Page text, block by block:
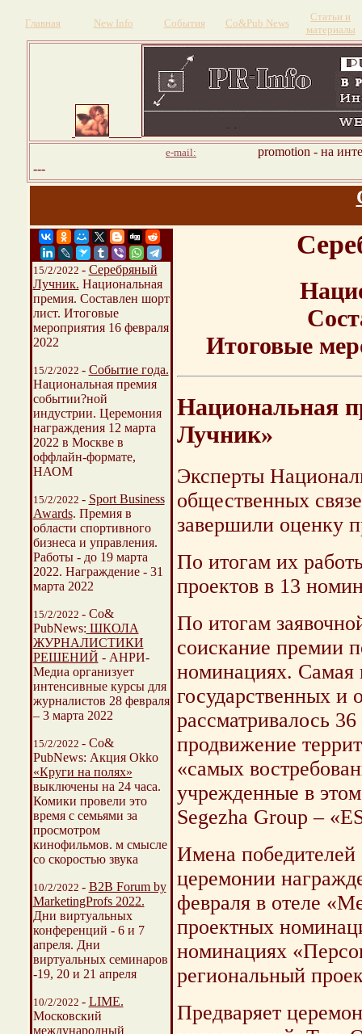
Главная New Info События Со&Pub News
Статьи и
материалы
e-mail:
promotion - на
---
15/2/2022 - Серебряный
Лучник. Национальная
премия. Составлен шорт
лист. Итоговые
мероприятия 16 февраля
2022
15/2/2022 - Событие года.
Национальная премия
событии?ной
индустрии. Церемония
награждения 12 марта
2022 в Москве в
оффлайн-формате,
НАОМ
15/2/2022 - Sport Business
Awards. Премия в
области спортивного
бизнеса и управления.
Работы - до 19 марта
2022. Награждение - 31
марта 2022
15/2/2022 - Со&
PubNews: ШКОЛА
ЖУРНАЛИСТИКИ
РЕШЕНИЙ - АНРИ-
Медиа организует
интенсивные курсы для
журналистов 28 февраля
– 3 марта 2022
15/2/2022 - Со&
PubNews: Акция Okko
«Круги на полях»
выключены на 24 часа.
Комики провели это
время с семьями за
просмотром
кинофильмов. м смысле
со скоростью звука
10/2/2022 - B2B Forum by
MarketingProfs 2022.
Дни виртуальных
конференций - 6 и 7
апреля. Дни
виртуальных семинаров
-19, 20 и 21 апреля
10/2/2022 - LIME.
Московский
международный
Итоговые
Национальная
Лучник»
Эксперты
общественных
завершили оценку
По итогам их
проектов в 13
По итогам
соискание премии
номинациях. Самая
государственных и
рассматривалось
продвижение
«самых
учрежденные в
Segezha Group –
Имена победителей
церемонии
февраля в отеле
проектных
номинациях
региональный
Предваряет